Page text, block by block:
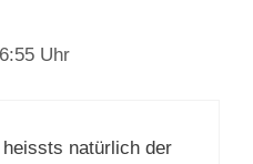
Uhr
natürlich der